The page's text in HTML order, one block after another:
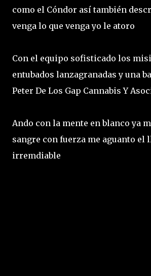
como el Cóndor así también
venga lo que venga yo le atoro
Con el equipo sofisticado los
entubados lanzagranadas y una
Peter De Los Gap Cannabis Y
Ando con la mente en blanco ya
sangre con fuerza me aguanto el
irremdiable